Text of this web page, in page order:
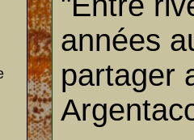
années
partager